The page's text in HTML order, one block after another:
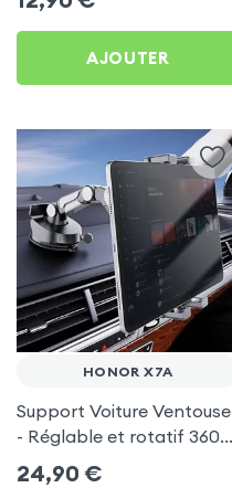
AJOUTER
HONOR X7A
Support Voiture Ventouse
- Réglable et rotatif 360°
pour Honor X7a
24,90 €